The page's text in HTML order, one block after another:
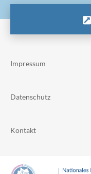
Impressum
Datenschutz
Kontakt